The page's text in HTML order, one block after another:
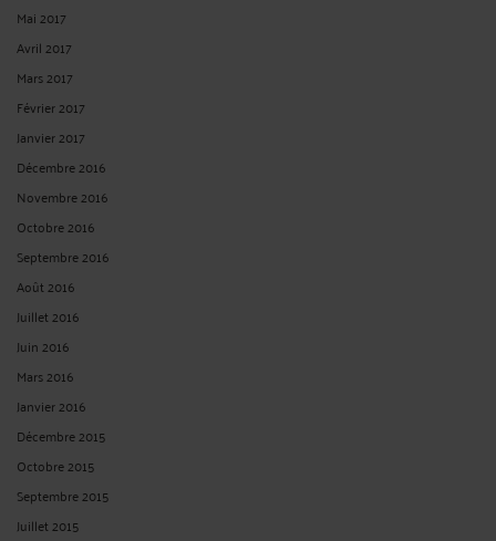
Mai 2017
Avril 2017
Mars 2017
Février 2017
Janvier 2017
Décembre 2016
Novembre 2016
Octobre 2016
Septembre 2016
Août 2016
Juillet 2016
Juin 2016
Mars 2016
Janvier 2016
Décembre 2015
Octobre 2015
Septembre 2015
Juillet 2015